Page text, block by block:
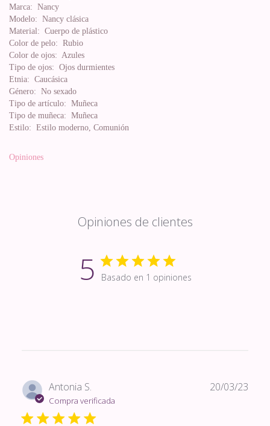
Marca: Nancy
Modelo: Nancy clásica
Material: Cuerpo de plástico
Color de pelo: Rubio
Color de ojos: Azules
Tipo de ojos: Ojos durmientes
Etnia: Caucásica
Género: No sexado
Tipo de artículo: Muñeca
Tipo de muñeca: Muñeca
Estilo: Estilo moderno, Comunión
Opiniones
Opiniones de clientes
5 Basado en 1 opiniones
Antonia S.
Compra verificada
20/03/23